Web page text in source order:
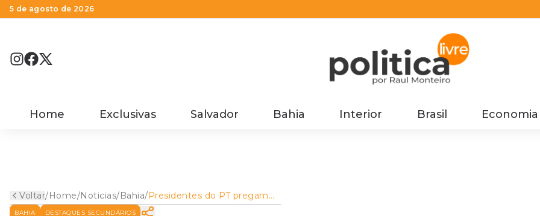
5 de agosto de 2026
Home Exclusivas Salvador Bahia Interior Brasil Economia
Voltar/Home/Noticias/Bahia/Presidentes do PT pregam
unidade para debater
BAHIA DESTAQUES SECUNDÁRIOS